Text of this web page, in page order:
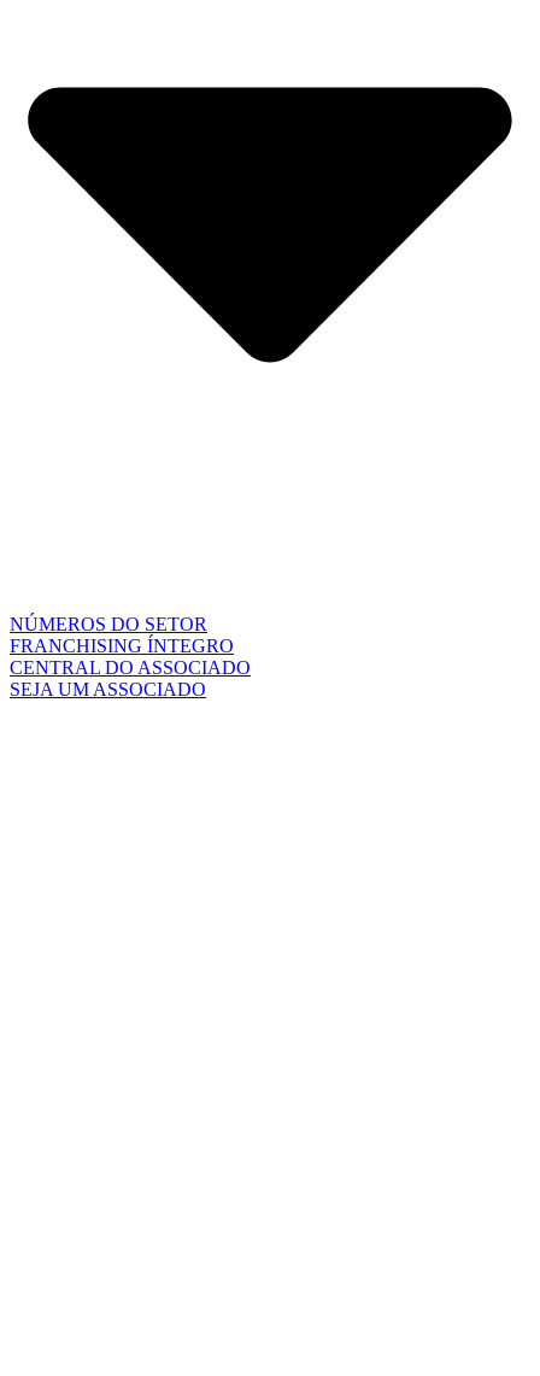
NÚMEROS DO SETOR
FRANCHISING ÍNTEGRO
CENTRAL DO ASSOCIADO
SEJA UM ASSOCIADO